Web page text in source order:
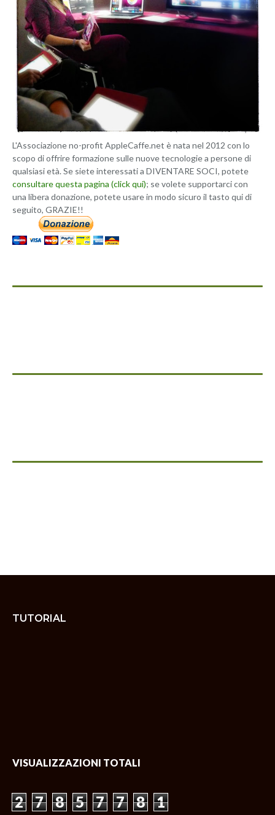
L'Associazione no-profit AppleCaffe.net è nata nel 2012 con lo
scopo di offrire formazione sulle nuove tecnologie a persone di
qualsiasi età. Se siete interessati a DIVENTARE SOCI, potete
consultare questa pagina (click qui); se volete supportarci con
una libera donazione, potete usare in modo sicuro il tasto qui di
seguito, GRAZIE!!
TUTORIAL
VISUALIZZAZIONI TOTALI
2 7 8 5 7 7 8 1